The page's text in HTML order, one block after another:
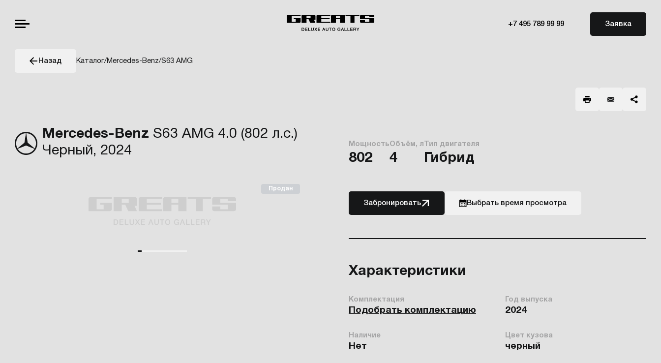
+7 495 789 99 99 Заявка
Назад Каталог/Mercedes-Benz/S63 AMG
Mercedes-Benz S63 AMG 4.0 (802 л.с.)
Черный, 2024
Продан
Мощность
802
Объём, л
4
Тип двигателя
Гибрид
Забронировать Выбрать время просмотра
Характеристики
Комплектация
Подобрать комплектацию
Год выпуска
2024
Наличие
Нет
Цвет кузова
черный